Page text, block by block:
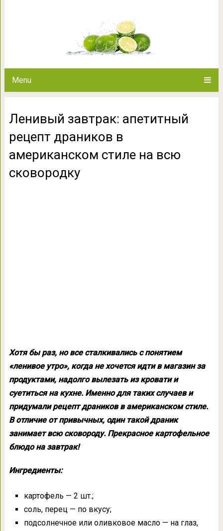
Menu
американском
Ленивый завтрак: апетитный
рецепт драников в
американском стиле на всю
сковородку
Хотя бы раз, но все сталкивались с понятием
«ленивое утро», когда не хочется идти в магазин за
продуктами, надолго вылезать из кровати и
суетиться на кухне. Именно для таких случаев и
придумали рецепт драников в американском стиле.
В отличие от привычных, один такой драник
занимает всю сковороду. Прекрасное картофельное
блюдо на завтрак!
Ингредиенты:
картофель — 2 шт.;
соль, перец — по вкусу;
подсолнечное или оливковое масло — на глаз,